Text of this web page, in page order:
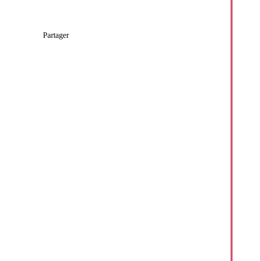
Partager